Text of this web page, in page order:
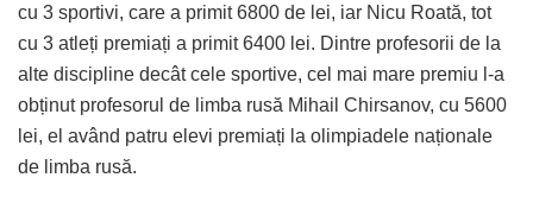
cu 3 sportivi, care a primit 6800 de lei, iar Nicu Roată, tot
cu 3 atleți premiați a primit 6400 lei. Dintre profesorii de la
alte discipline decât cele sportive, cel mai mare premiu l-a
obținut profesorul de limba rusă Mihail Chirsanov, cu 5600
lei, el având patru elevi premiați la olimpiadele naționale
de limba rusă.